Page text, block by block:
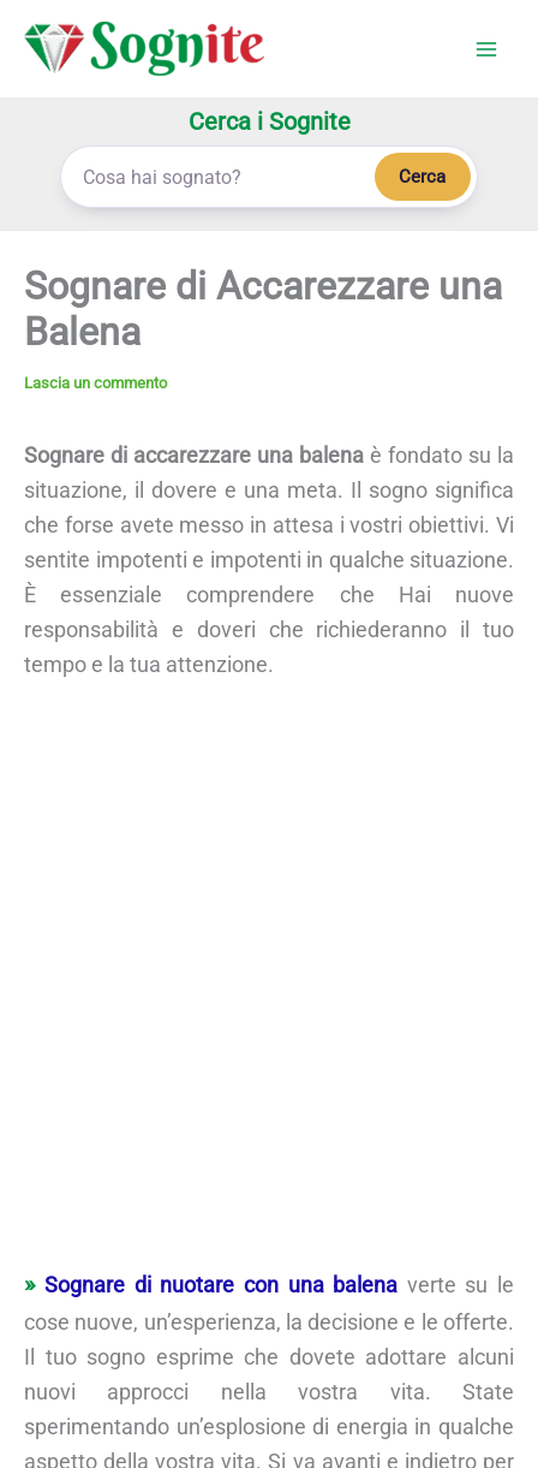
Cerca i Sognite
Cerca
Sognare di Accarezzare una
Balena
Lascia un commento
Sognare di accarezzare una balena è fondato su la
situazione, il dovere e una meta. Il sogno significa
che forse avete messo in attesa i vostri obiettivi. Vi
sentite impotenti e impotenti in qualche situazione.
È essenziale comprendere che Hai nuove
responsabilità e doveri che richiederanno il tuo
tempo e la tua attenzione.
Sognare di nuotare con una balena verte su le
cose nuove, un’esperienza, la decisione e le offerte.
Il tuo sogno esprime che dovete adottare alcuni
nuovi approcci nella vostra vita. State
sperimentando un’esplosione di energia in qualche
aspetto della vostra vita. Si va avanti e indietro per